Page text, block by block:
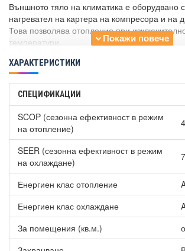
Външното тяло на климатика е оборудвано
нагревател на картера на компресора и на
Това позволява отопление при
температури.
Разполага с турбо режим, който дава
системата изключително бързо да достигне
температура в режим „Охлаждане“. Това се
вентилатора на вътрешното тяло със 7
Благодарение на интелигентното
различава от други климатични системи,
преминава в режим „Размразяване“, когато
необходимо.
Инверторен климатик Gree GWH12ACC-
I/GWH12AFC-K6DNA2F-O FAIRY II BLACK
Клас A++има функция за самопочистване.
да не допуска достъп на влага в
образуването на мухъл и плесен се дължи
изключване на климатика в режим на
на вътрешното тяло продължава известно
ХАРАКТЕРИСТИКИ
СПЕЦИФИКАЦИИ
SCOP (сезонна ефективност в режим
на отопление)
SEER (сезонна ефективност в режим
на охлаждане)
Енергиен клас отопление
Енергиен клас охлаждане
За помещения (кв.м.)